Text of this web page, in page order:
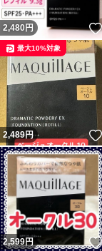
2,480 円
2,489円
最大10%対象
2,599円